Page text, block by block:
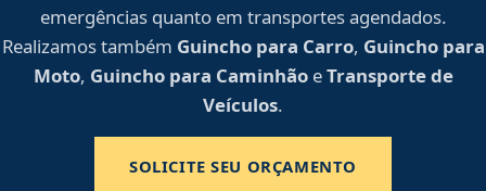
emergências quanto em transportes agendados.
Realizamos também Guincho para Carro, Guincho para
Moto, Guincho para CaminhãoeTransporte de
Veículos.
SOLICITE SEU ORÇAMENTO